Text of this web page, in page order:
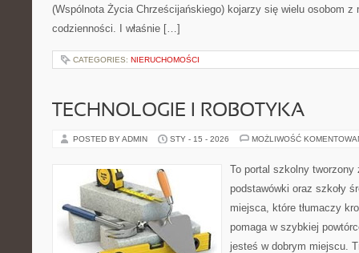
(Wspólnota Życia Chrześcijańskiego) kojarzy się wielu osobom z
codzienności. I właśnie […]
CATEGORIES: NIERUCHOMOŚCI
TECHNOLOGIE I ROBOTYKA
POSTED BY ADMIN STY - 15 - 2026 MOŻLIWOŚĆ
To portal szkolny tworzony
podstawówki oraz szkoły
miejsca, które tłumaczy
pomaga w szybkiej
jesteś w dobrym miejscu.